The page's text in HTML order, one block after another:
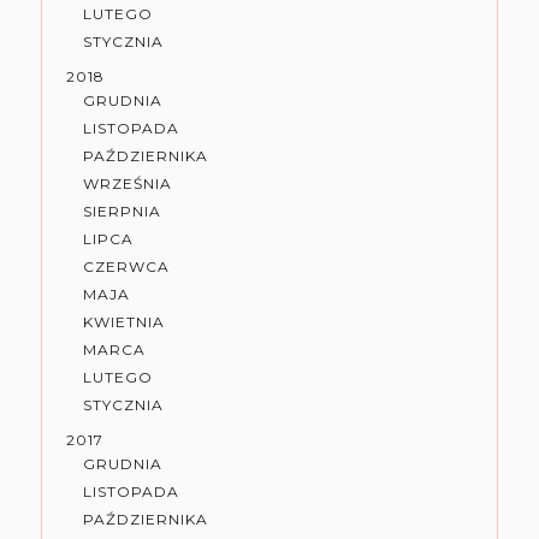
LUTEGO
STYCZNIA
2018
GRUDNIA
LISTOPADA
PAŹDZIERNIKA
WRZEŚNIA
SIERPNIA
LIPCA
CZERWCA
MAJA
KWIETNIA
MARCA
LUTEGO
STYCZNIA
2017
GRUDNIA
LISTOPADA
PAŹDZIERNIKA